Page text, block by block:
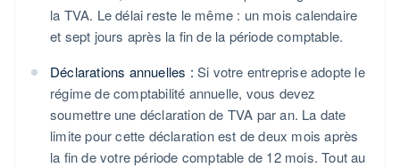
la TVA. Le délai reste le même : un mois calendaire
et sept jours après la fin de la période comptable.
Déclarations annuelles : Si votre entreprise adopte le
régime de comptabilité annuelle, vous devez
soumettre une déclaration de TVA par an. La date
limite pour cette déclaration est de deux mois après
la fin de votre période comptable de 12 mois. Tout au